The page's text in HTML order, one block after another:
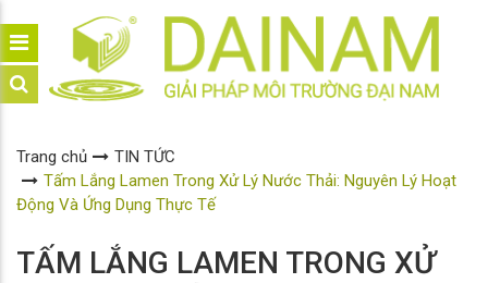
Trang chủ
TIN TỨC
Tấm Lắng Lamen Trong Xử Lý Nước Thải: Nguyên Lý Hoạt
Động Và Ứng Dụng Thực Tế
TẤM LẮNG LAMEN TRONG XỬ